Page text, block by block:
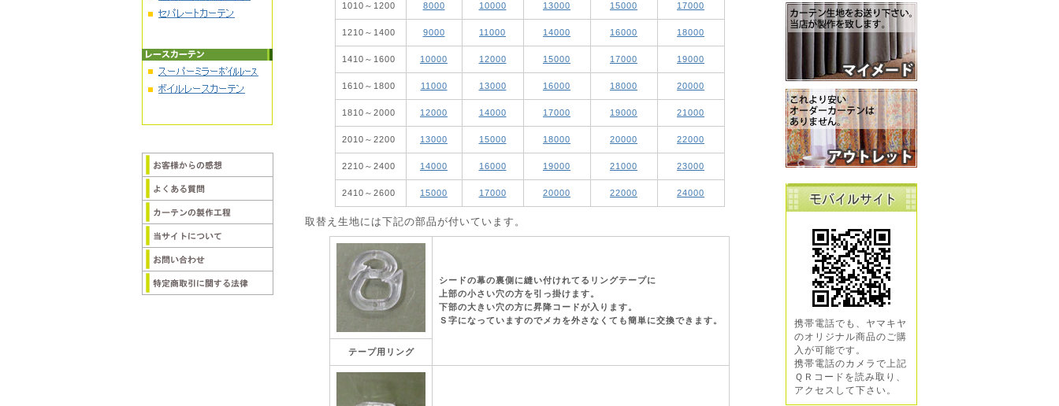
1010～1200 8000 10000 13000 15000 17000
1210～1400 9000 11000 14000 16000 18000
1410～1600 10000 12000 15000 17000 19000
1610～1800 11000 13000 16000 18000 20000
1810～2000 12000 14000 17000 19000 21000
2010～2200 13000 15000 18000 20000 22000
2210～2400 14000 16000 19000 21000 23000
2410～2600 15000 17000 20000 22000 24000
取替え生地には下記の部品が付いています。
シードの幕の裏側に縫い付けれてるリングテープに
上部の小さい穴の方を引っ掛けます。
下部の大きい穴の方に昇降コードが入ります。
Ｓ字になっていますのでメカを外さなくても簡単に交換できます。
テープ用リング
携帯電話でも、ヤマキヤ
のオリジナル商品のご購
入が可能です。
携帯電話のカメラで上記
ＱＲコードを読み取り、
アクセスして下さい。